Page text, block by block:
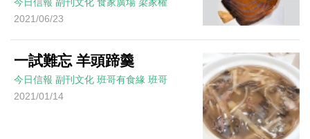
2021/06/23
一試難忘 羊頭蹄羹
今日信報 副刊文化 班哥有食緣 班哥
2021/01/14